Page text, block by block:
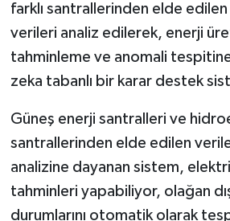
farklı santrallerinden elde edilen
verileri analiz edilerek, enerji
tahminleme ve anomali
zeka tabanlı bir karar destek
Güneş enerji santralleri ve
santrallerinden elde edilen
analizine dayanan sistem,
tahminleri yapabiliyor, olağan
durumlarını otomatik olarak